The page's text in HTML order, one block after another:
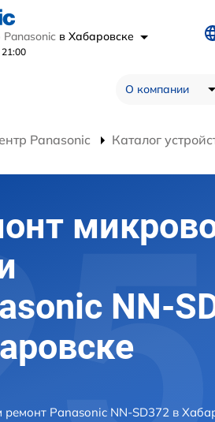
в Хабаровске
О компании
Panasonic Каталог
NN-
Panasonic NN-SD372 в